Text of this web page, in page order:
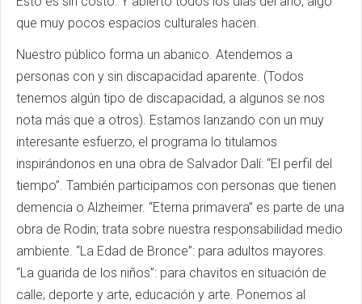
que muy pocos espacios culturales hacen.
Nuestro público forma un abanico. Atendemos a
personas con y sin discapacidad aparente. (Todos
tenemos algún tipo de discapacidad, a algunos se nos
nota más que a otros). Estamos lanzando con un muy
interesante esfuerzo, el programa lo titulamos
inspirándonos en una obra de Salvador Dalí: “El perfil del
tiempo”. También participamos con personas que tienen
demencia o Alzheimer. “Eterna primavera” es parte de una
obra de Rodin; trata sobre nuestra responsabilidad medio
ambiente. “La Edad de Bronce”: para adultos mayores.
“La guarida de los niños”: para chavitos en situación de
calle; deporte y arte, educación y arte. Ponemos al